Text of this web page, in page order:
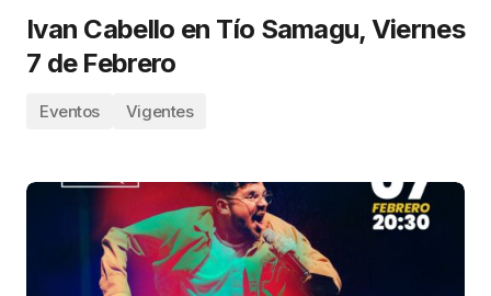
Ivan Cabello en Tío Samagu, Viernes
7 de Febrero
Eventos Vigentes